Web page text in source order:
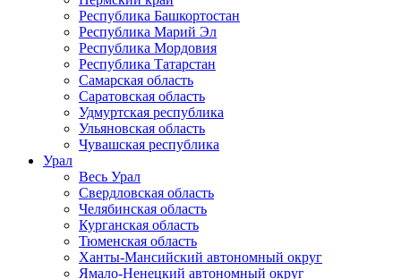
Республика Башкортостан
Республика Марий Эл
Республика Мордовия
Республика Татарстан
Самарская область
Саратовская область
Удмуртская республика
Ульяновская область
Чувашская республика
Урал
Весь Урал
Свердловская область
Челябинская область
Курганская область
Тюменская область
Ханты-Мансийский автономный округ
Ямало-Ненецкий автономный округ